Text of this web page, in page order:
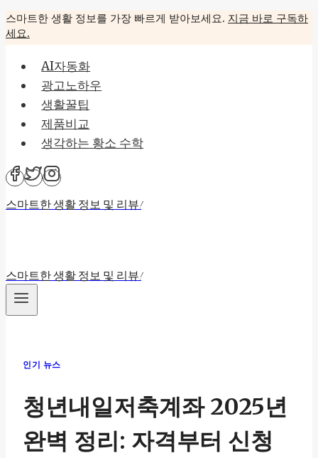
Skip
to
content
스마트한 생활 정보를 가장 빠르게 받아보세요. 지금 바로 구독하
세요.
AI자동화
광고노하우
생활꿀팁
제품비교
생각하는 황소 수학
스마트한 생활 정보 및 리뷰!
스마트한 생활 정보 및 리뷰!
인기 뉴스
청년내일저축계좌 2025년
완벽 정리: 자격부터 신청